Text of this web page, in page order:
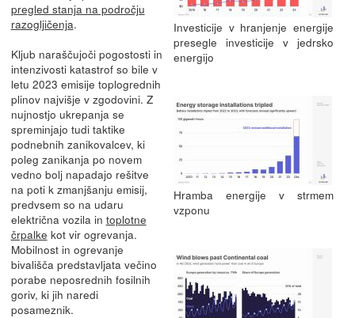
Investicije v hranjenje energije
presegle investicije v jedrsko
energijo
Hramba energije v strmem
vzponu
pregled stanja na področju
razogljičenja.
Kljub naraščujoči pogostosti in
intenzivosti katastrof so bile v
letu 2023 emisije toplogrednih
plinov najvišje v zgodovini. Z
nujnostjo ukrepanja se
spreminjajo tudi taktike
podnebnih zanikovalcev, ki
poleg zanikanja po novem
vedno bolj napadajo rešitve
na poti k zmanjšanju emisij,
predvsem so na udaru
električna vozila in toplotne
črpalke kot vir ogrevanja.
Mobilnost in ogrevanje
bivališča predstavljata večino
porabe neposrednih fosilnih
goriv, ki jih naredi
posameznik.